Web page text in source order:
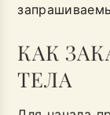
КАК
ТЕЛА